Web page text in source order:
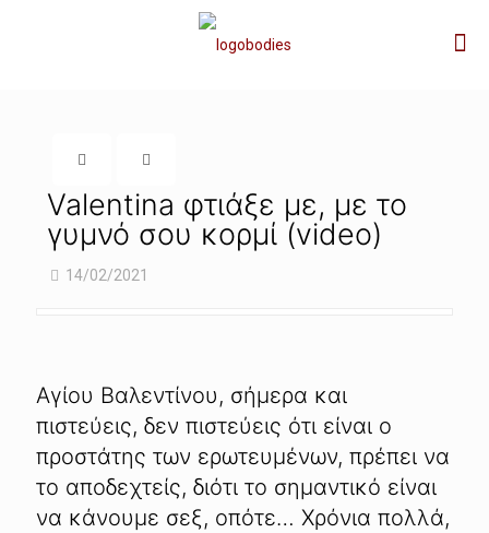
Valentina φτιάξε με, με το
γυμνό σου κορμί (video)
14/02/2021
Αγίου Βαλεντίνου, σήμερα και
πιστεύεις, δεν πιστεύεις ότι είναι ο
προστάτης των ερωτευμένων, πρέπει να
το αποδεχτείς, διότι το σημαντικό είναι
να κάνουμε σεξ, οπότε… Χρόνια πολλά,